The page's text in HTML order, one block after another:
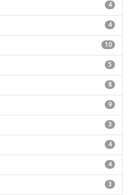
4
4
10
5
8
9
3
4
4
3